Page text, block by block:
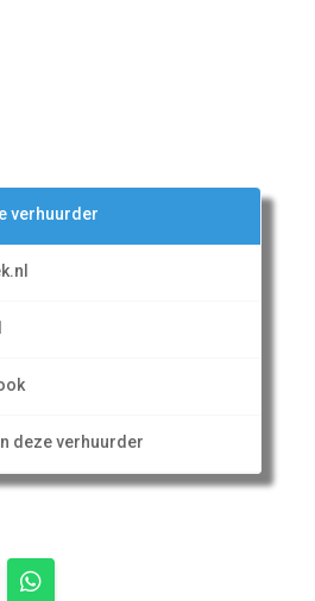
verhuurder
deze verhuurder